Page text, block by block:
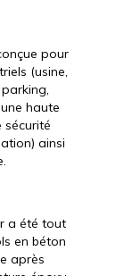
pour
(usine,
haute
sécurité
ainsi
a été tout
en béton
après